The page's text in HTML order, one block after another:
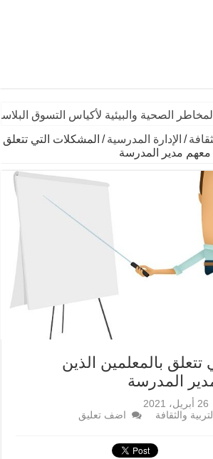
الصحية والبيئية لأكياس التسوق
/ الإدارة المدرسية / المشكلات التي تتعلق
معهم مدير المدرسة
تتعلق بالمعلمين الذين
المدرسة
26 أبريل، 2021
التربية والثقافة
اضف تعليق